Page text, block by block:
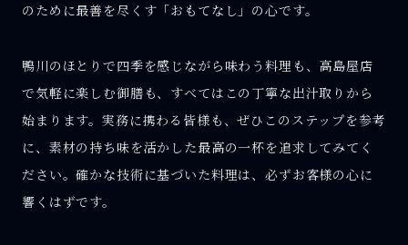
のために最善を尽くす「おもてなし」の心です。
鴨川のほとりで四季を感じながら味わう料理も、高島屋店
で気軽に楽しむ御膳も、すべてはこの丁寧な出汁取りから
始まります。実務に携わる皆様も、ぜひこのステップを参考
に、素材の持ち味を活かした最高の一杯を追求してみてく
ださい。確かな技術に基づいた料理は、必ずお客様の心に
響くはずです。